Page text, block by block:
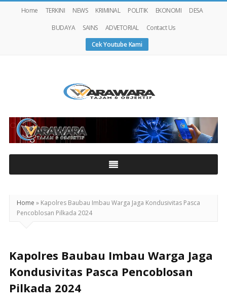
Home TERKINI NEWS KRIMINAL POLITIK EKONOMI
DESA
BUDAYA
SAINS ADVETORIAL
Contact Us
Cek Youtube Kami
Home » Kapolres Baubau Imbau Warga Jaga Kondusivitas Pasca
Pencoblosan Pilkada 2024
Kapolres Baubau Imbau Warga Jaga
Kondusivitas Pasca Pencoblosan
Pilkada 2024